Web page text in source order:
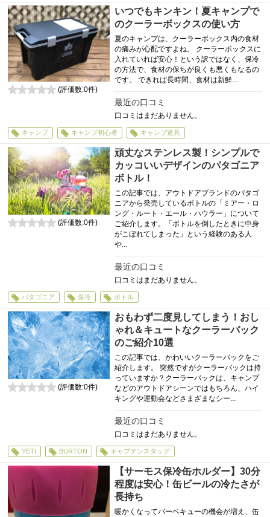
いつでもキンキン！夏キャンプで
のクーラーボックスの使い方
夏のキャンプは、クーラーボックス内の食材
の痛みが心配ですよね。 クーラーボックスに
入れていれば安心！という訳ではなく、保冷
の方法で、食材の保ちが良くも悪くもなるの
です。 できれば長時間、食材は新鮮...
最近の口コミ
口コミはまだありません。
(評価数:0件)
キャンプ キャンプ初心者 キャンプ道具
頑丈なステンレス製！シンプルで
カッコいいデザインのパタゴニア
ボトル！
この記事では、アウトドアブランドのパタゴ
ニアから発売しているボトルの「ミアー・ロ
ング・ルート・エール・ハウラー」について
ご紹介します。「ボトルを倒したときに中身
がこぼれてしまった」という経験のある人
や...
最近の口コミ
口コミはまだありません。
(評価数:0件)
パタゴニア 保冷 ボトル
おもわず二度見してしまう！おし
ゃれ＆キュートなクーラーバック
のご紹介10選
この記事では、かわいいクーラーバックをご
紹介します。 突然ですがクーラーバックは持
っていますか？クーラーバックは、キャンプ
などのアウトドアシーンではもちろん、ハイ
キングや運動会などさまざまなシー...
最近の口コミ
口コミはまだありません。
(評価数:0件)
YETI BURTON キャプテンスタッグ
【サーモス保冷缶ホルダー】30分
程度は安心！缶ビールの冷たさが
長持ち
暖かくなってバーベキューの機会が増え、缶